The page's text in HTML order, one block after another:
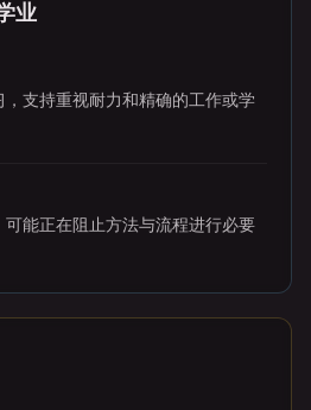
业
支持重视耐力和精确的工作或学
能正在阻止方法与流程进行必要